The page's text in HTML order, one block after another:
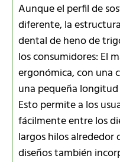
Aunque el perfil de
diferente, la
dental de heno de
los consumidores: El
ergonómica, con una
una pequeña
Esto permite a los
fácilmente entre los
largos hilos alrededor
diseños también